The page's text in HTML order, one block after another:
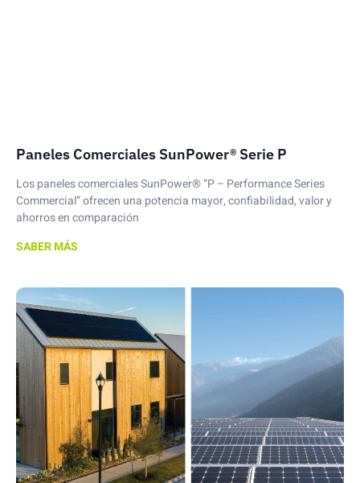
Paneles Comerciales SunPower® Serie P
Los paneles comerciales SunPower® “P – Performance Series
Commercial” ofrecen una potencia mayor, confiabilidad, valor y
ahorros en comparación
SABER MÁS